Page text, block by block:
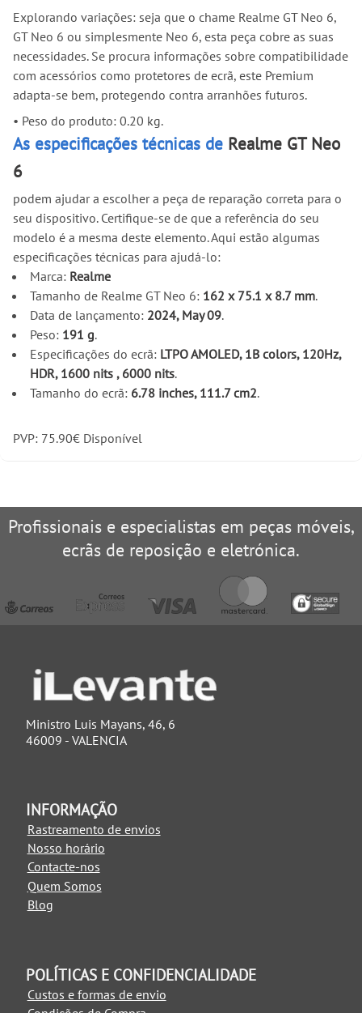
Explorando variações: seja que o chame Realme GT Neo 6,
GT Neo 6 ou simplesmente Neo 6, esta peça cobre as suas
necessidades. Se procura informações sobre compatibilidade
com acessórios como protetores de ecrã, este Premium
adapta-se bem, protegendo contra arranhões futuros.
• Peso do produto: 0.20 kg.
As especificações técnicas de Realme GT Neo
6
podem ajudar a escolher a peça de reparação correta para o
seu dispositivo. Certifique-se de que a referência do seu
modelo é a mesma deste elemento. Aqui estão algumas
especificações técnicas para ajudá-lo:
Marca: Realme
Tamanho de Realme GT Neo 6: 162 x 75.1 x 8.7 mm.
Data de lançamento: 2024, May 09.
Peso: 191 g.
Especificações do ecrã: LTPO AMOLED, 1B colors, 120Hz,
HDR, 1600 nits , 6000 nits.
Tamanho do ecrã: 6.78 inches, 111.7 cm2.
PVP: 75.90€ Disponível
Profissionais e especialistas em peças móveis,
ecrãs de reposição e eletrónica.
Ministro Luis Mayans, 46, 6
46009 - VALENCIA
INFORMAÇÃO
Rastreamento de envios
Nosso horário
Contacte-nos
Quem Somos
Blog
POLÍTICAS E CONFIDENCIALIDADE
Custos e formas de envio